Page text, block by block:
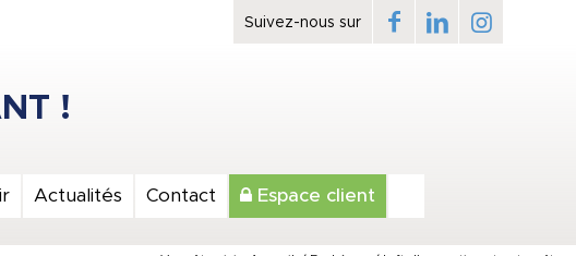
Actualités Contact Espace client